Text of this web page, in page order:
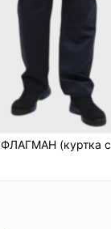
(куртка с